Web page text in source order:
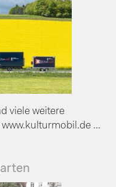
viele weitere
...